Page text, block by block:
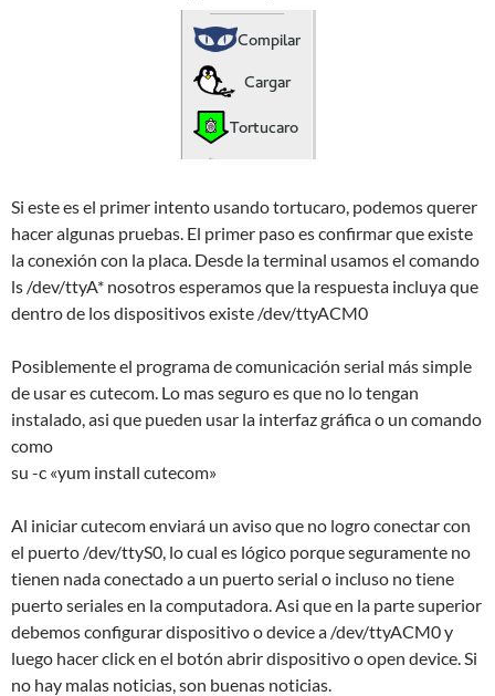
Si este es el primer intento usando tortucaro, podemos querer
hacer algunas pruebas. El primer paso es confirmar que existe
la conexión con la placa. Desde la terminal usamos el comando
ls /dev/ttyA* nosotros esperamos que la respuesta incluya que
dentro de los dispositivos existe /dev/ttyACM0
Posiblemente el programa de comunicación serial más simple
de usar es cutecom. Lo mas seguro es que no lo tengan
instalado, asi que pueden usar la interfaz gráfica o un comando
como
su -c «yum install cutecom»
Al iniciar cutecom enviará un aviso que no logro conectar con
el puerto /dev/ttyS0, lo cual es lógico porque seguramente no
tienen nada conectado a un puerto serial o incluso no tiene
puerto seriales en la computadora. Asi que en la parte superior
debemos configurar dispositivo o device a /dev/ttyACM0 y
luego hacer click en el botón abrir dispositivo o open device. Si
no hay malas noticias, son buenas noticias.